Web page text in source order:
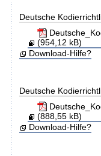
Deutsche
(954,12 kB)
Download-Hilfe?
Deutsche
(888,55 kB)
Download-Hilfe?